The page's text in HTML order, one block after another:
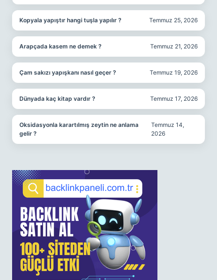
Kopyala yapıştır hangi tuşla yapılır ? Temmuz 25, 2026
Arapçada kasem ne demek ? Temmuz 21, 2026
Çam sakızı yapışkanı nasıl geçer ? Temmuz 19, 2026
Dünyada kaç kitap vardır ? Temmuz 17, 2026
Oksidasyonla karartılmış zeytin ne anlama
gelir ?
Temmuz 14,
2026